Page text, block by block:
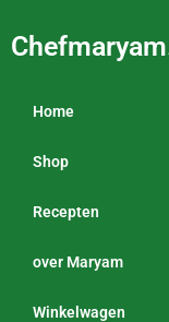
Home
Shop
Recepten
over Maryam
Winkelwagen